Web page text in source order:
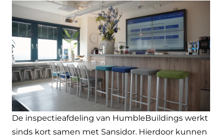
De inspectieafdeling van HumbleBuildings werkt
sinds kort samen met Sansidor. Hierdoor kunnen